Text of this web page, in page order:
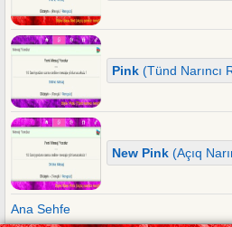
Pink(Tünd Narıncı
New Pink(Açıq
Ana Sehfe